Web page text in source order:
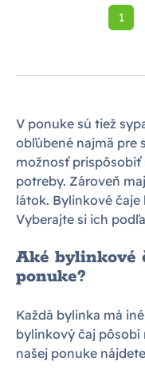
1
V ponuke sú tiež
obľúbené najmä pre
možnosť prispôsobiť
potreby. Zároveň
látok. Bylinkové
Vyberajte si ich
Aké bylinkové
ponuke?
Každá bylinka má
bylinkový čaj pôsobí
našej ponuke